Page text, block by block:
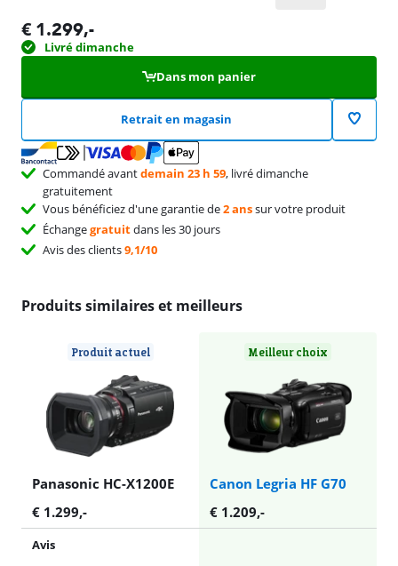
€ 1.299,-
Livré dimanche
Dans mon panier
Retrait en magasin
Commandé avantdemain 23 h 59, livré dimanche
gratuitement
Vous bénéficiez d'une garantie de2 anssur votre produit
Échangegratuitdans les 30 jours
Avis des clients9,1/10
Produits similaires et meilleurs
Produit actuel
Panasonic HC-X1200E
Meilleur choix
Canon Legria HF G70
€ 1.299,- € 1.209,-
Avis